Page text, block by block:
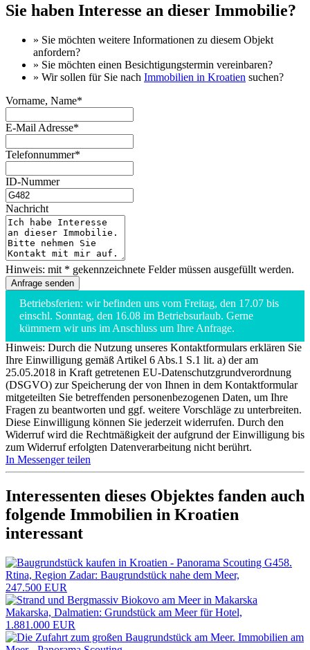
Sie haben Interesse an dieser Immobilie?
» Sie möchten weitere Informationen zu diesem Objekt
anfordern?
» Sie möchten einen Besichtigungstermin vereinbaren?
» Wir sollen für Sie nach Immobilien in Kroatien suchen?
Vorname, Name*
E-Mail Adresse*
Telefonnummer*
ID-Nummer
Nachricht
Hinweis: mit * gekennzeichnete Felder müssen ausgefüllt werden.
Betriebsferien: wir befinden uns vom Freitag, den 17.07 bis
einschl. Sonntag, den 16.08 im Betriebsurlaub. Gerne
kümmern wir uns im Anschluss um Ihre Anfrage.
Hinweis: Durch die Nutzung unseres Kontaktformulars erklären Sie
Ihre Einwilligung gemäß Artikel 6 Abs.1 S.1 lit. a) der am
25.05.2018 in Kraft getretenen EU-Datenschutzgrundverordnung
(DSGVO) zur Speicherung der von Ihnen in dem Kontaktformular
mitgeteilten Sie betreffenden personenbezogenen Daten, um Ihre
Fragen zu beantworten und ggf. weitere Vorschläge zu unterbreiten.
Diese Einwilligung können Sie jederzeit widerrufen. Durch den
Widerruf wird die Rechtmäßigkeit der aufgrund der Einwilligung bis
zum Widerruf erfolgten Datenverarbeitung nicht berührt.
In Messenger teilen
Interessenten dieses Objektes fanden auch
folgende Immobilien in Kroatien
interessant
Rtina, Region Zadar: Baugrundstück nahe dem Meer,
247.500 EUR
Makarska, Dalmatien: Grundstück am Meer für Hotel,
1.881.000 EUR